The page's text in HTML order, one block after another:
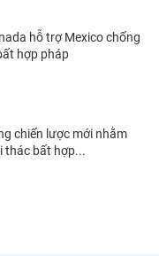
hỗ trợ Mexico chống
hợp pháp
chiến lược mới nhằm
thác bất hợp...